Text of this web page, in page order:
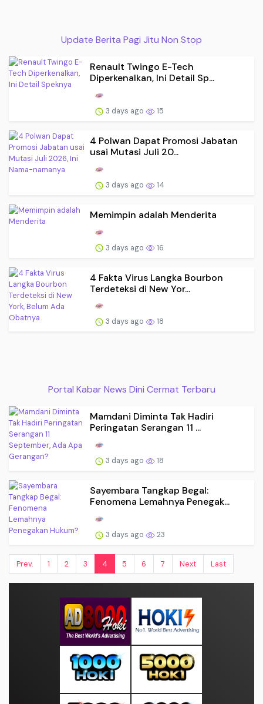
Update Berita Pagi Jitu Non Stop
Renault Twingo E-Tech
Diperkenalkan, Ini Detail Sp...
3 days ago 15
4 Polwan Dapat Promosi Jabatan
usai Mutasi Juli 20...
3 days ago 14
Memimpin adalah Menderita
3 days ago 16
4 Fakta Virus Langka Bourbon
Terdeteksi di New Yor...
3 days ago 18
Portal Kabar News Dini Cermat Terbaru
Mamdani Diminta Tak Hadiri
Peringatan Serangan 11 ...
3 days ago 18
Sayembara Tangkap Begal:
Fenomena Lemahnya Penegak...
3 days ago 23
Prev. 1 2 3 4 5 6 7 Next Last